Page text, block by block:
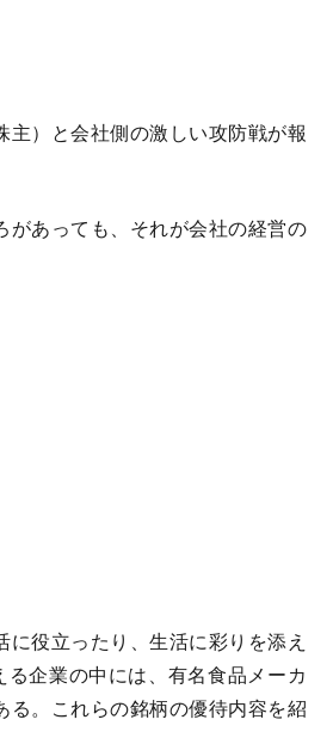
）と会社側の激しい攻防戦が報
あっても、それが会社の経営の
役立ったり、生活に彩りを添え
企業の中には、有名食品メーカ
。これらの銘柄の優待内容を紹